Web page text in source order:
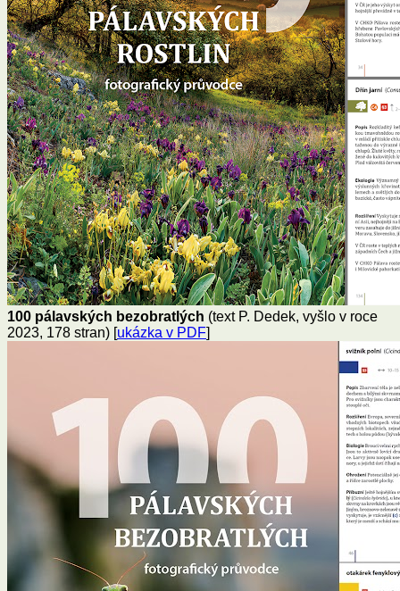
100 pálavských bezobratlých (text P. Dedek, vyšlo v roce
2023, 178 stran) [ukázka v PDF]